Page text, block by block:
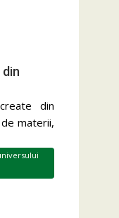
din
materii,